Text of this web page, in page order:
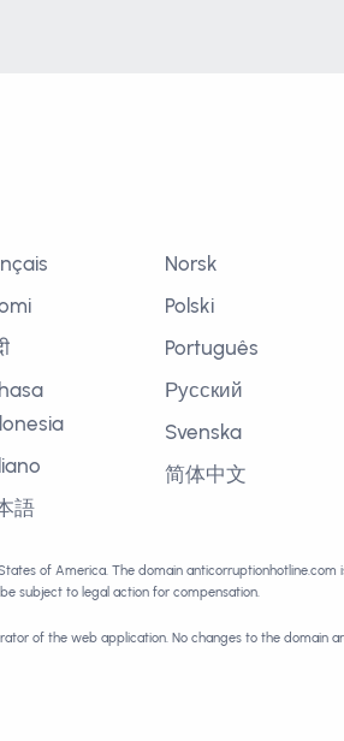
語
Norsk
Polski
Português
Русский
Svenska
简体中文
States of America. The domain anticorruptionhotline.com
subject to legal action for compensation.
of the web application. No changes to the domain